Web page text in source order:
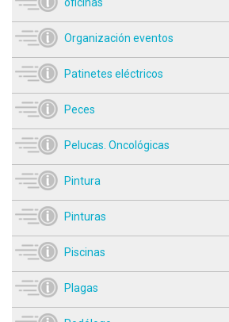
Organización eventos
Patinetes eléctricos
Peces
Pelucas. Oncológicas
Pintura
Pinturas
Piscinas
Plagas